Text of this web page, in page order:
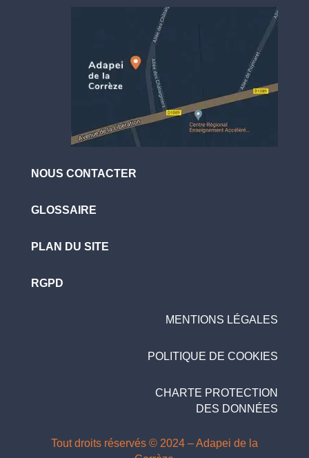
NOUS CONTACTER
GLOSSAIRE
PLAN DU SITE
RGPD
MENTIONS LÉGALES
POLITIQUE DE COOKIES
CHARTE PROTECTION
DES DONNÉES
Tout droits réservés © 2024 – Adapei de la